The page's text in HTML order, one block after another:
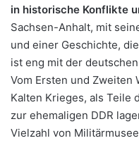
in historische Konflikte
Sachsen-Anhalt, mit
und einer Geschichte,
ist eng mit der
Vom Ersten und Zweiten
Kalten Krieges, als Teile
zur ehemaligen DDR
Vielzahl von